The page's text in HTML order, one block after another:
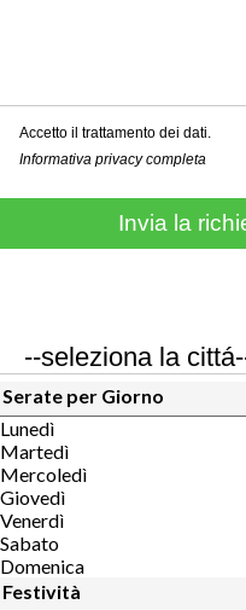
Accetto il trattamento dei dati.
Informativa privacy completa
Serate per Giorno
Lunedì
Martedì
Mercoledì
Giovedì
Venerdì
Sabato
Domenica
Festività